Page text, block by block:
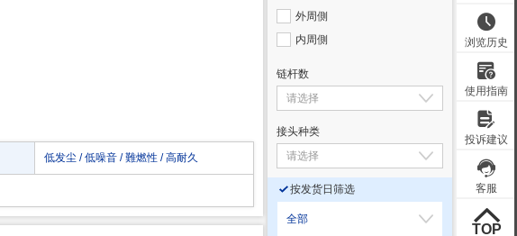
低发尘 / 低噪音 / 難燃性 / 高耐久
外周側
内周側
链杆数
接头种类
按发货日筛选
全部